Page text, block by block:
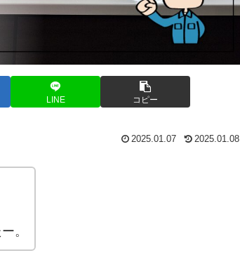
LINE コピー
2025.01.07 2025.01.08
。